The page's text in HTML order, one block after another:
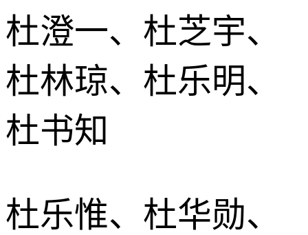
杜澄一、杜芝宇、
杜林琼、杜乐明、
杜书知
杜乐惟、杜华勋、